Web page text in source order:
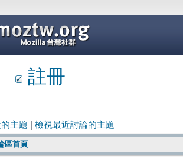
註冊
主題 檢視最近討論的主題
區首頁